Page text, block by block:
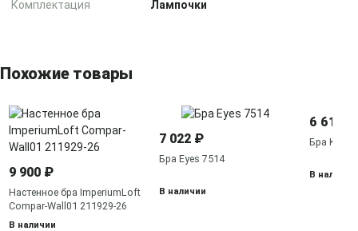
Комплектация Лампочки
Похожие товары
9 900 ₽
Настенное бра ImperiumLoft
Compar-Wall01 211929-26
В наличии
7 022 ₽
Бра Eyes 7514
В наличии
6 617 ₽
Бра
В наличии